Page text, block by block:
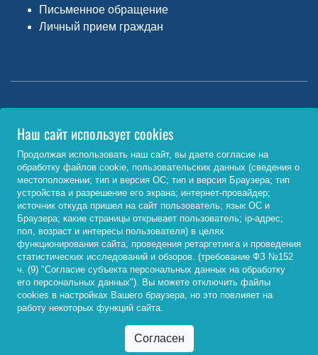
Письменное обращение
Личный прием граждан
Министерство науки и высшего образования РФ
http://www.minobrnauki.gov.ru/
Министерство просвещения РФ
https://edu.gov.ru/
Федеральный портал «Российское образование»
http://www.edu.ru/
© 2026, ФГБОУ ВО «Байкальский государственный
университет»
Наш сайт использует cookies
Продолжая использовать наш сайт, вы даете согласие на
обработку файлов cookie, пользовательских данных (сведения о
местоположении; тип и версия ОС; тип и версия Браузера; тип
устройства и разрешение его экрана; интернет-провайдер;
источник откуда пришел на сайт пользователь; язык ОС и
Браузера; какие страницы открывает пользователь; ip-адрес;
пол, возраст и интересы пользователя) в целях
функционирования сайта, проведения ретаргетинга и проведения
статистических исследований и обзоров. (требование ФЗ №152
ч. (9) "Согласие субъекта персональных данных на обработку
его персональных данных"). Вы можете отключить файлы
cookies в настройках Вашего браузера, но это повлияет на
работу некоторых функций сайта.